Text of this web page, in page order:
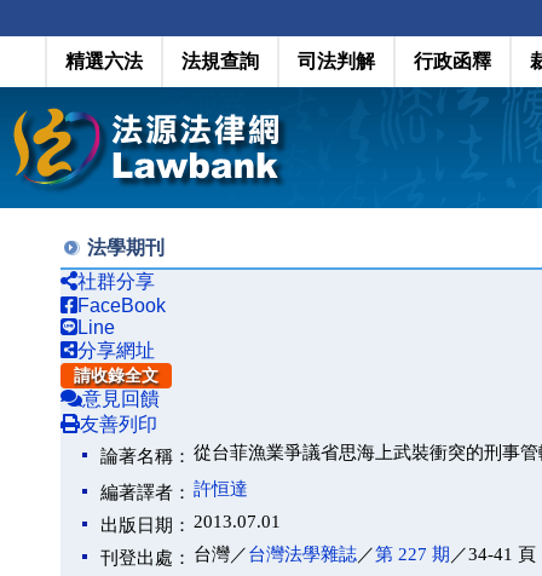
精選六法 法規查詢 司法判解 行政函釋
法學期刊
社群分享
FaceBook
Line
分享網址
請收錄全文
意見回饋
友善列印
論著名稱： 從台菲漁業爭議省思海上武裝衝突的刑事
編著譯者： 許恒達
出版日期： 2013.07.01
刊登出處： 台灣／台灣法學雜誌／第 227 期 ／34-41 頁